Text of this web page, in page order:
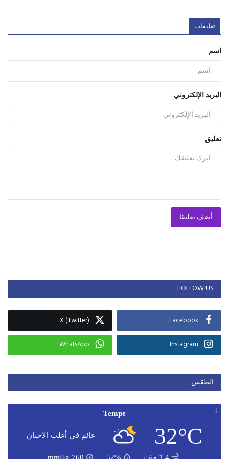
تعليقات
اسم
البريد الإلكتروني
تعليق
أضف تعليقا
FOLLOW US
Facebook
X (Twitter)
Instagram
WhatsApp
الطقس
Tempe
32°C غائم في أغلب الأحيان
1.4 م\ث 52%
760
mmHg